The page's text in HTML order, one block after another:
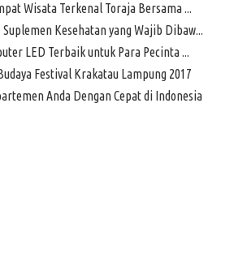
Wisata Terkenal Toraja Bersama ...
Kesehatan yang Wajib Dibaw...
LED Terbaik untuk Para Pecinta ...
Festival Krakatau Lampung 2017
Anda Dengan Cepat di Indonesia